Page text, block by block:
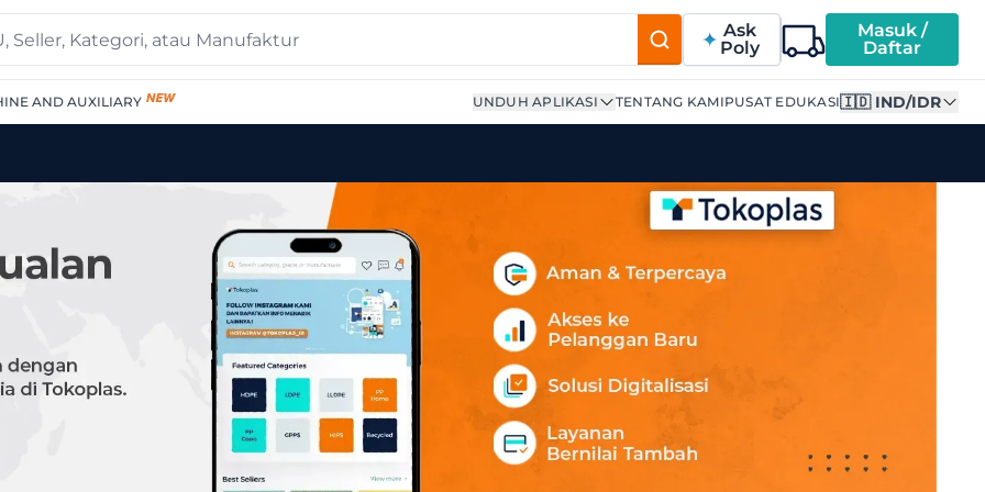
Ask
Poly
Masuk /
Daftar
AND AUXILIARY UNDUH APLIKASI TENTANG KAMIPUSAT EDUKASI🇮🇩 IND/IDR
PP-Y-135 (higher MFI variant)" di Tokoplas